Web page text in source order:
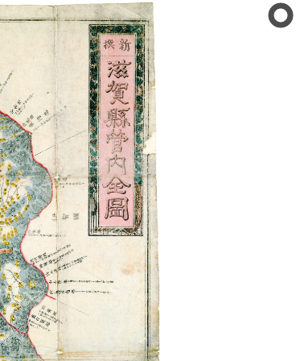
公文書館
の紹介